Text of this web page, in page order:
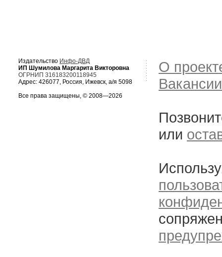
Издательство Инфо-ДВД
ИП Шумилова Маргарита Викторовна
ОГРНИП 316183200118945
Адрес: 426077, Россия, Ижевск, а/я 5098
Все права защищены, © 2008—2026
О
Вакансии
или